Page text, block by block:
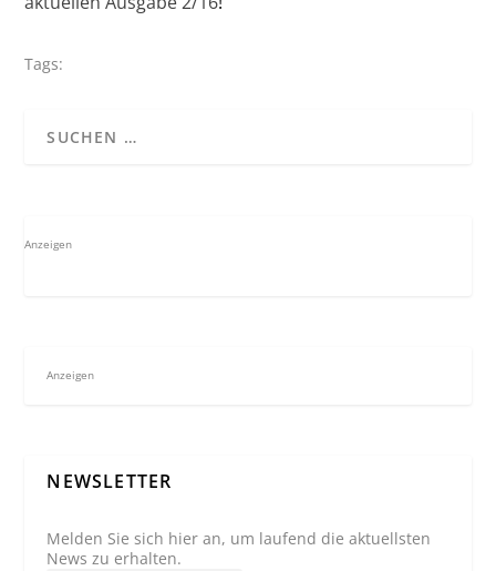
Tags:
Anzeigen
Anzeigen
NEWSLETTER
Melden Sie sich hier an, um laufend die aktuellsten
News zu erhalten.